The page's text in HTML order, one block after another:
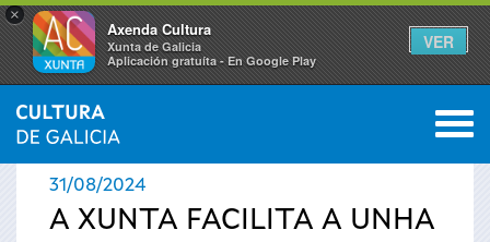
×
Axenda Cultura
Xunta de Galicia
Aplicación gratuíta - En Google Play
VER
Vostede
está
INICIO › ACTUALIDADE 0
31/08/2024
A XUNTA FACILITA A UNHA